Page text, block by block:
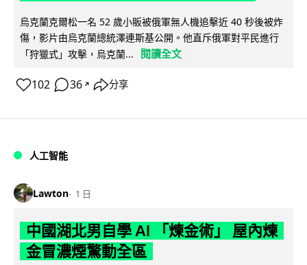
烏克蘭克爾松一名 52 歲小販被俄軍無人機追擊近 40 秒後被炸
傷，影片由烏克蘭總統澤連斯基公開。他直斥俄軍對平民進行
「狩獵式」攻擊，烏克蘭...
閱讀全文
102 36 ↗ 分享
人工智能
Lawton 1 日
中國湖北男自學 AI 「煉金術」 屋內煉
金冒濃煙驚動全區